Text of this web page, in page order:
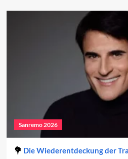
Sanremo 2026
Die Wiederentdeckung der